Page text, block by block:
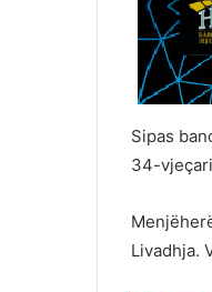
Sipas
34-
Livadhja.